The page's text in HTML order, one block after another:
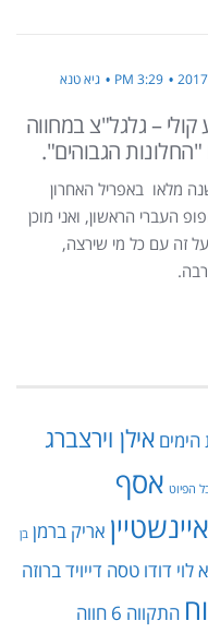
3:29 PM גיא טנא
– גלגל"צ במחווה
הגבוהים".
מלאו באפריל האחרון
העברי הראשון, ואני מוכן
זה עם כל מי שירצה,
אילן וירצברג
הפיוט אסף
אריק ברמן בן
לוי דודו טסה דייויד ברוזה
התקווה 6
חווה